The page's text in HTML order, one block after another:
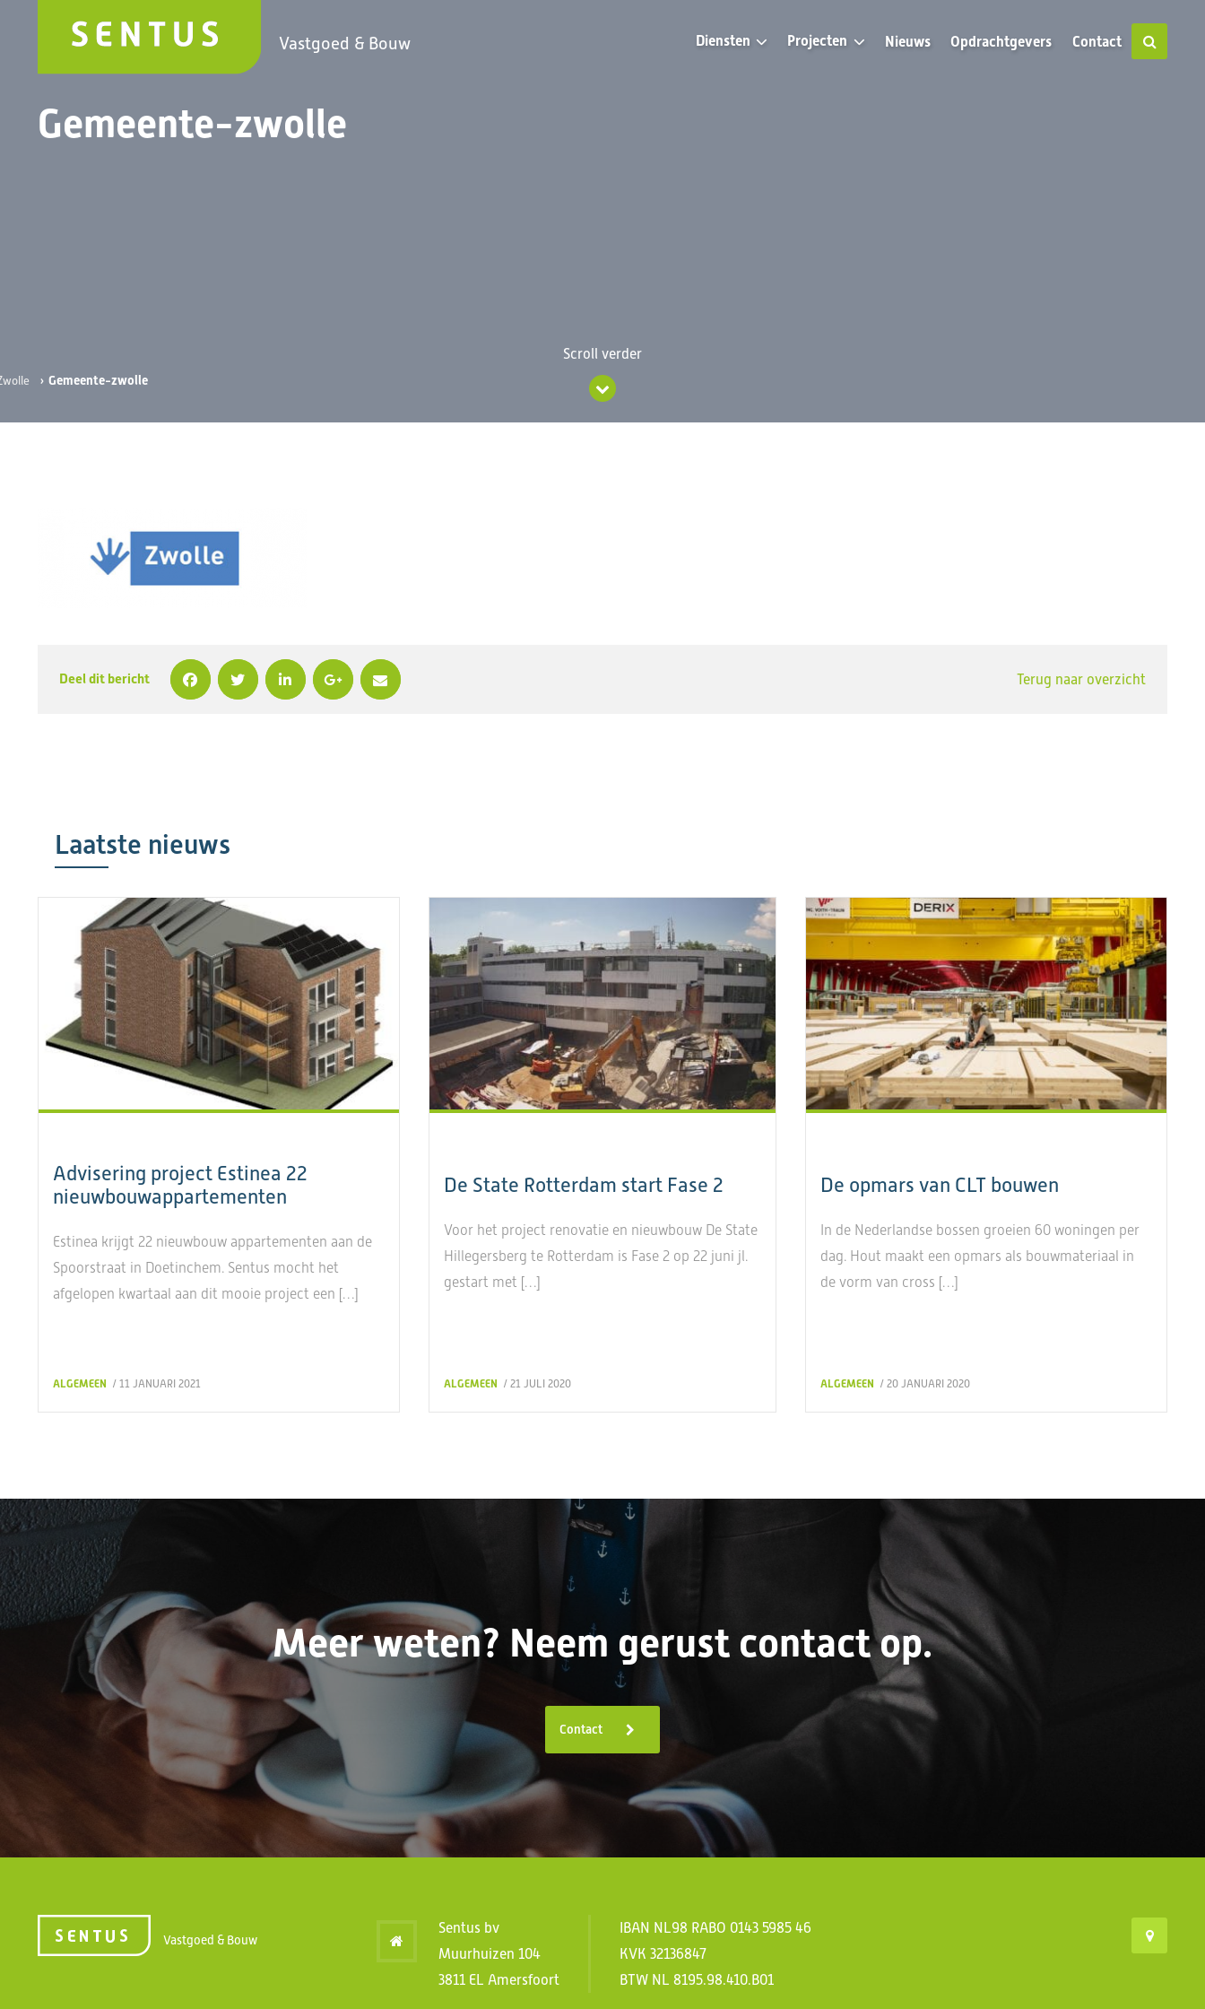
Vastgoed & Bouw Diensten Projecten Nieuws Opdrachtgevers Contact
Gemeente-zwolle
›Gemeente-zwolle
Scroll verder
Deel dit bericht Terug naar overzicht
Laatste nieuws
Advisering project Estinea 22
nieuwbouwappartementen
Estinea krijgt 22 nieuwbouw appartementen aan de
Spoorstraat in Doetinchem. Sentus mocht het
afgelopen kwartaal aan dit mooie project een […]
ALGEMEEN / 11 JANUARI 2021
De State Rotterdam start Fase 2
Voor het project renovatie en nieuwbouw De State
Hillegersberg te Rotterdam is Fase 2 op 22 juni jl.
gestart met […]
ALGEMEEN / 21 JULI 2020
De opmars van CLT bouwen
In de Nederlandse bossen groeien 60 woningen per
dag. Hout maakt een opmars als bouwmateriaal in
de vorm van cross […]
ALGEMEEN / 20 JANUARI 2020
Meer weten? Neem gerust contact op.
Contact
Vastgoed & Bouw
Sentus bv
Muurhuizen 104
3811 EL Amersfoort
IBAN NL98 RABO 0143 5985 46
KVK 32136847
BTW NL 8195.98.410.B01